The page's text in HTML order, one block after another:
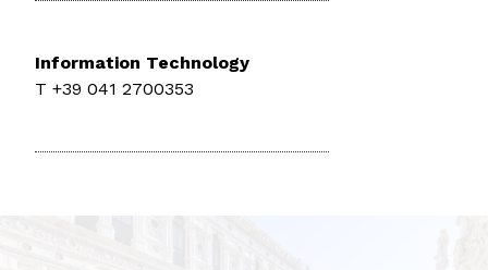
Information Technology
T +39 041 2700353